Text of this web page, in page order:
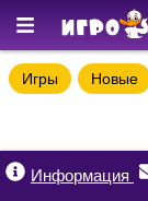
Игры Новые
Информация